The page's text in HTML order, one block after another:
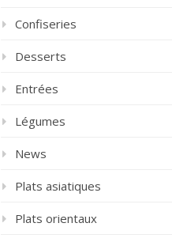
Confiseries
Desserts
Entrées
Légumes
News
Plats asiatiques
Plats orientaux